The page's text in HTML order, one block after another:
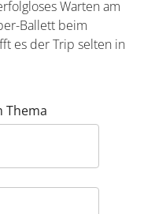
Komfortzone. Vor
Chaos aus. Ob
Warten am
Ballett beim
es der Trip selten in